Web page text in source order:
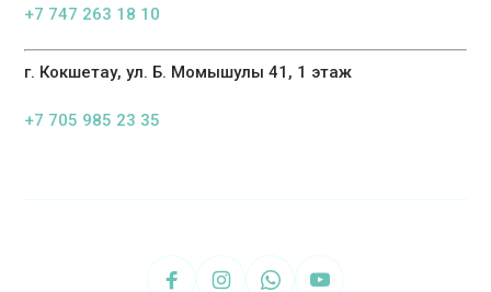
+7 747 263 18 10
г. Кокшетау, ул. Б. Момышулы 41, 1 этаж
+7 705 985 23 35